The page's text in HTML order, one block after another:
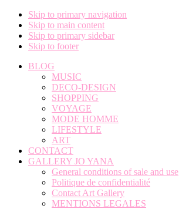
Skip to primary navigation
Skip to main content
Skip to primary sidebar
Skip to footer
BLOG
MUSIC
DECO-DESIGN
SHOPPING
VOYAGE
MODE HOMME
LIFESTYLE
ART
CONTACT
GALLERY JO YANA
General conditions of sale and use
Politique de confidentialité
Contact Art Gallery
MENTIONS LEGALES